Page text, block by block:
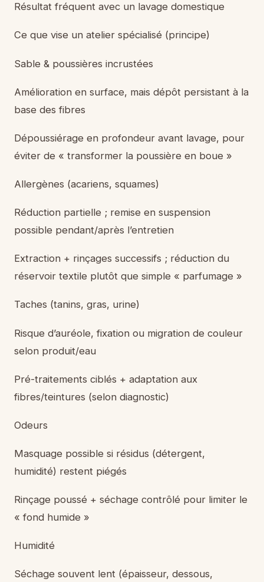
Résultat fréquent avec un lavage domestique
Ce que vise un atelier spécialisé (principe)
Sable & poussières incrustées
Amélioration en surface, mais dépôt persistant à la
base des fibres
Dépoussiérage en profondeur avant lavage, pour
éviter de « transformer la poussière en boue »
Allergènes (acariens, squames)
Réduction partielle ; remise en suspension
possible pendant/après l’entretien
Extraction + rinçages successifs ; réduction du
réservoir textile plutôt que simple « parfumage »
Taches (tanins, gras, urine)
Risque d’auréole, fixation ou migration de couleur
selon produit/eau
Pré-traitements ciblés + adaptation aux
fibres/teintures (selon diagnostic)
Odeurs
Masquage possible si résidus (détergent,
humidité) restent piégés
Rinçage poussé + séchage contrôlé pour limiter le
« fond humide »
Humidité
Séchage souvent lent (épaisseur, dessous,